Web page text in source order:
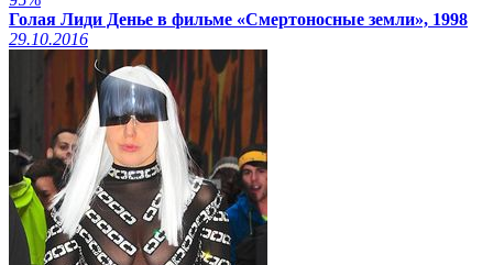
Голая Лиди Денье в фильме «Смертоносные земли», 1998
29.10.2016